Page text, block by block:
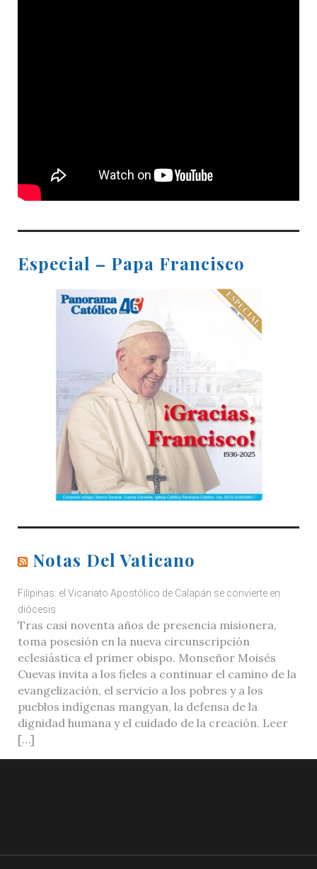
Especial – Papa Francisco
Notas Del Vaticano
Filipinas: el Vicariato Apostólico de Calapán se convierte en
diócesis
Tras casi noventa años de presencia misionera,
toma posesión en la nueva circunscripción
eclesiástica el primer obispo. Monseñor Moisés
Cuevas invita a los fieles a continuar el camino de la
evangelización, el servicio a los pobres y a los
pueblos indígenas mangyan, la defensa de la
dignidad humana y el cuidado de la creación. Leer
[…]